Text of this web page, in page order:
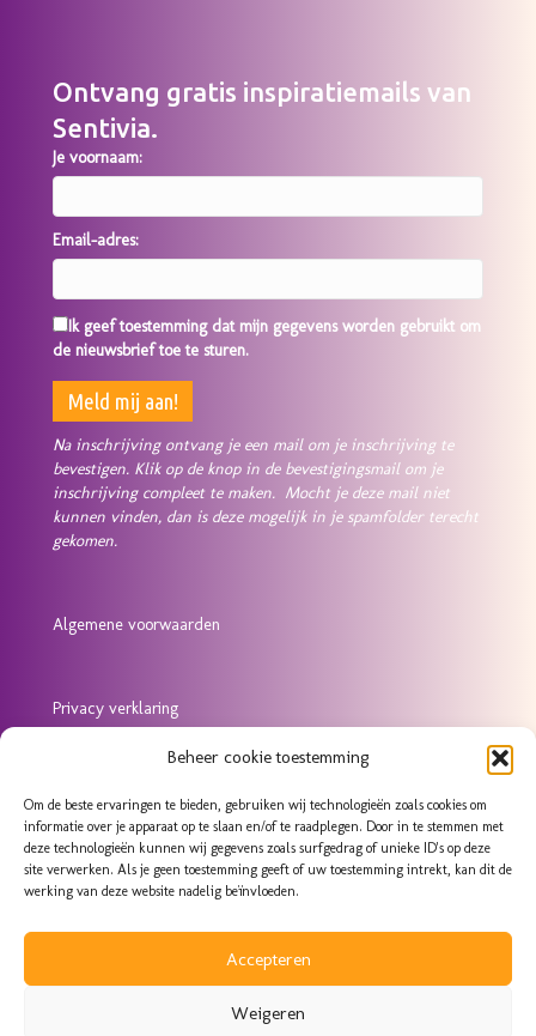
Beheer cookie toestemming
Om de beste ervaringen te bieden, gebruiken wij technologieën zoals cookies om
informatie over je apparaat op te slaan en/of te raadplegen. Door in te stemmen met
deze technologieën kunnen wij gegevens zoals surfgedrag of unieke ID's op deze
site verwerken. Als je geen toestemming geeft of uw toestemming intrekt, kan dit de
werking van deze website nadelig beïnvloeden.
Accepteren
Weigeren
Ontvang gratis inspiratiemails van
Sentivia.
Je voornaam:
Email-adres:
Ik geef toestemming dat mijn gegevens worden gebruikt om
de nieuwsbrief toe te sturen.
Na inschrijving ontvang je een mail om je inschrijving te
bevestigen. Klik op de knop in de bevestigingsmail om je
inschrijving compleet te maken. Mocht je deze mail niet
kunnen vinden, dan is deze mogelijk in je spamfolder terecht
gekomen.
Algemene voorwaarden
Privacy verklaring
Klachtenregeling
Meldcode Huiselijk Geweld